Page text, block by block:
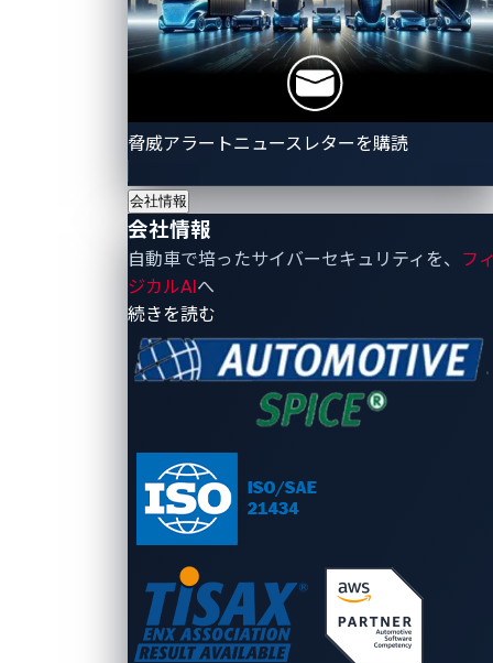
脅威アラートニュースレターを購読
会社情報
会社情報
自動車で培ったサイバーセキュリティを、
フ
ジカルAIへ
続きを読む
VicOne
して設立され、これからの自動車を守
るというビジョンのもと、コネクテッ
ドカーやSDV（ソフトウェア定義車
両）など車両のデジタル化が進むモビ
リティ領域に向けてサイバーセキュリ
ティソフトウェアとサービスを提供
し、セキュリティ体制の構築を支援し